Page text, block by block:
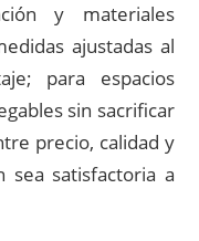
y materiales
ajustadas al
para espacios
sin sacrificar
precio, calidad y
sea satisfactoria a